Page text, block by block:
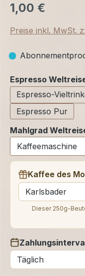
1,00 €
Preise inkl. MwSt.
Espresso
Espresso-
Espresso Pur
Mahlgrad
Kaffee des
auswählen
Dieser 250g-
auswählen